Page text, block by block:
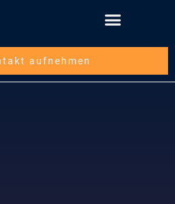
aufnehmen